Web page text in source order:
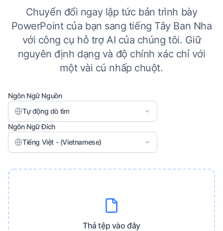
Chuyển đổi ngay lập tức bản trình bày
PowerPoint của bạn sang tiếng Tây Ban Nha
với công cụ hỗ trợ AI của chúng tôi. Giữ
nguyên định dạng và độ chính xác chỉ với
một vài cú nhấp chuột.
Ngôn Ngữ Nguồn
Tự động dò tìm
Ngôn Ngữ Đích
Tiếng Việt - (Vietnamese)
Thả tệp vào đây